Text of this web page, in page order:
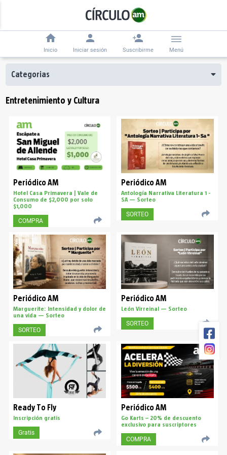
Inicio Iniciar sesión Suscribirme Menú
Categorias
Entretenimiento y Cultura
Periódico AM
Hotel Casa Primavera | Vale de
Consumo de $2,000 por solo
$1,000
COMPRA
Periódico AM
Antología Narrativa Literatura 1 -
SA — Sorteo
SORTEO
Periódico AM
Marguerite: Intensidad y dolor de
una vida — Sorteo
SORTEO
Periódico AM
León Virreinal — Sorteo
SORTEO
Ready To Fly
Inscripción gratis
Gratis
Periódico AM
Go Karts – 20% de descuento
exclusivo para suscriptores
COMPRA